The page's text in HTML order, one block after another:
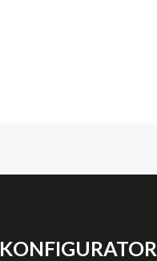
KONFIGURATOR